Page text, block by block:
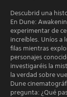
Descubrid una
En Dune:
experimentar de
increíbles. Uníos a
filas mientras
personajes
investigaréis la
la verdad sobre
Dune
pregunta: ¿Qué